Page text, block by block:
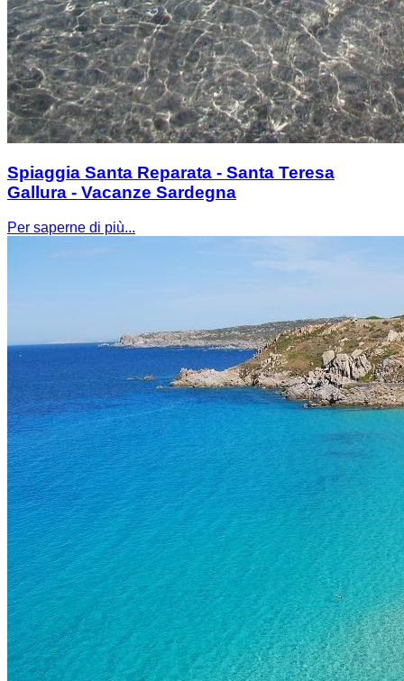
Spiaggia Santa Reparata - Santa Teresa
Gallura - Vacanze Sardegna
Per saperne di più...